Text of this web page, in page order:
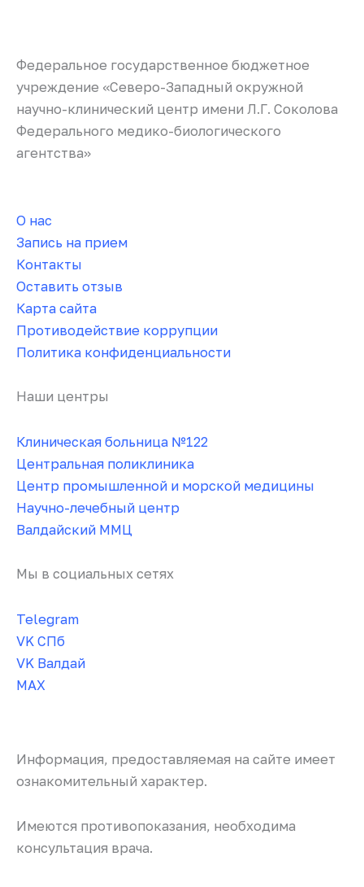
Федеральное государственное бюджетное
учреждение «Северо-Западный окружной
научно-клинический центр имени Л.Г. Соколова
Федерального медико-биологического
агентства»
О нас
Запись на прием
Контакты
Оставить отзыв
Карта сайта
Противодействие коррупции
Политика конфиденциальности
Наши центры
Клиническая больница №122
Центральная поликлиника
Центр промышленной и морской медицины
Научно-лечебный центр
Валдайский ММЦ
Мы в социальных сетях
Telegram
VK СПб
VK Валдай
MAX
Информация, предоставляемая на сайте имеет
ознакомительный характер.
Имеются противопоказания, необходима
консультация врача.